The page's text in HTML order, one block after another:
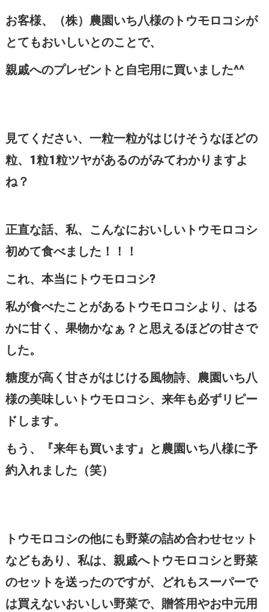
お客様、（株）農園いち八様のトウモロコシが
とてもおいしいとのことで、
親戚へのプレゼントと自宅用に買いました^^
見てください、一粒一粒がはじけそうなほどの
粒、1粒1粒ツヤがあるのがみてわかりますよ
ね？
正直な話、私、こんなにおいしいトウモロコシ
初めて食べました！！！
これ、本当にトウモロコシ?
私が食べたことがあるトウモロコシより、はる
かに甘く、果物かなぁ？と思えるほどの甘さで
した。
糖度が高く甘さがはじける風物詩、農園いち八
様の美味しいトウモロコシ、来年も必ずリピー
ドします。
もう、『来年も買います』と農園いち八様に予
約入れました（笑）
トウモロコシの他にも野菜の詰め合わせセット
などもあり、私は、親戚へトウモロコシと野菜
のセットを送ったのですが、どれもスーパーで
は買えないおいしい野菜で、贈答用やお中元用